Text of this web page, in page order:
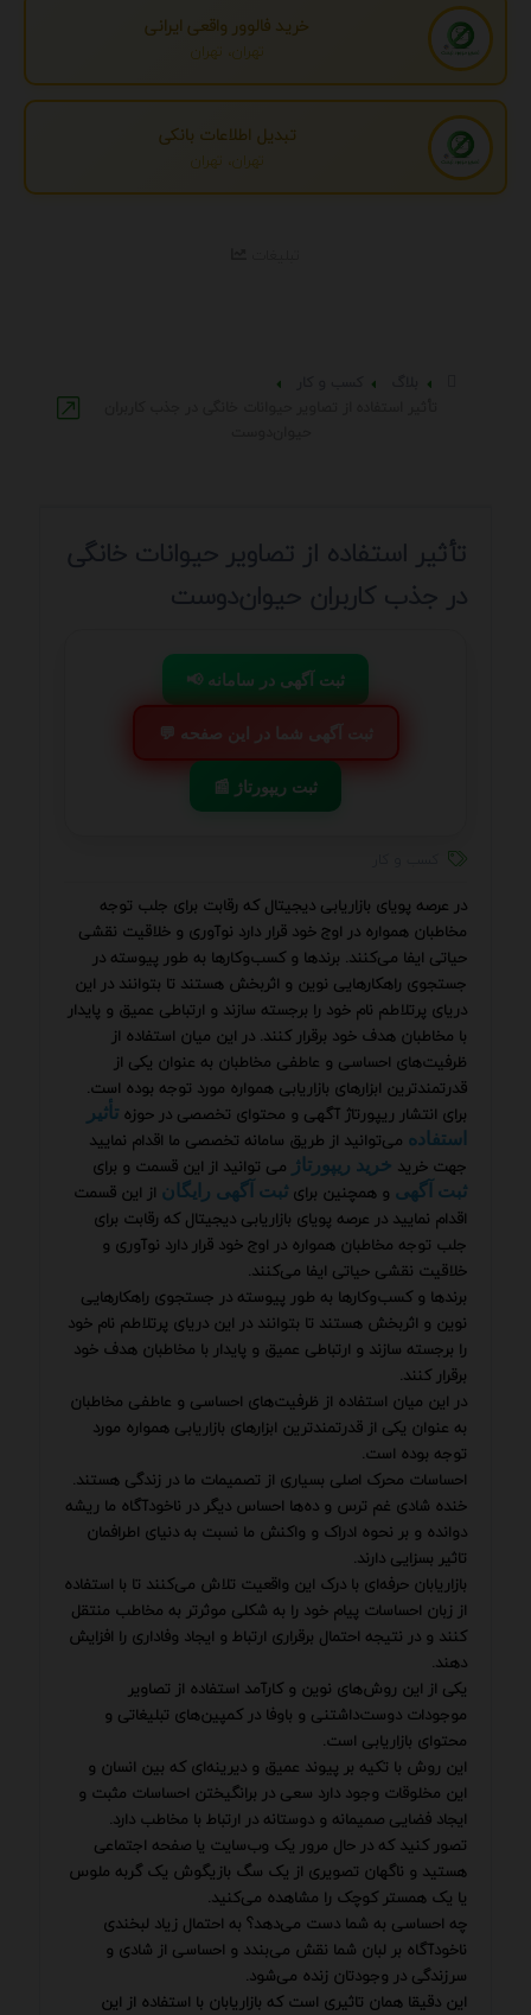
خرید فالوور واقعی ایرانی
تهران، تهران
تبدیل اطلاعات بانکی
تهران، تهران
تأثیر استفاده از تصاویر حیوانات خانگی
در جذب کاربران حیوان‌دوست
📢 ثبت آگهی در سامانه
💬 ثبت آگهی شما در این صفحه
📰 ثبت ریپورتاژ
در عرصه پویای بازاریابی دیجیتال که رقابت برای جلب توجه
مخاطبان همواره در اوج خود قرار دارد نوآوری و خلاقیت نقشی
حیاتی ایفا می‌کنند. برندها و کسب‌وکارها به طور پیوسته در
جستجوی راهکارهایی نوین و اثربخش هستند تا بتوانند در این
دریای پرتلاطم نام خود را برجسته سازند و ارتباطی عمیق و پایدار
با مخاطبان هدف خود برقرار کنند. در این میان استفاده از
ظرفیت‌های احساسی و عاطفی مخاطبان به عنوان یکی از
قدرتمندترین ابزارهای بازاریابی همواره مورد توجه بوده است.
برای انتشار ریپورتاژ آگهی و محتوای تخصصی در حوزه تأثیر
استفاده می‌توانید از طریق سامانه تخصصی ما اقدام نمایید
جهت خرید خرید ریپورتاژ می توانید از این قسمت و برای
ثبت آگهی و همچنین برای ثبت آگهی رایگان از این قسمت
اقدام نمایید در عرصه پویای بازاریابی دیجیتال که رقابت برای
جلب توجه مخاطبان همواره در اوج خود قرار دارد نوآوری و
خلاقیت نقشی حیاتی ایفا می‌کنند.
برندها و کسب‌وکارها به طور پیوسته در جستجوی راهکارهایی
نوین و اثربخش هستند تا بتوانند در این دریای پرتلاطم نام خود
را برجسته سازند و ارتباطی عمیق و پایدار با مخاطبان هدف خود
برقرار کنند.
در این میان استفاده از ظرفیت‌های احساسی و عاطفی مخاطبان
به عنوان یکی از قدرتمندترین ابزارهای بازاریابی همواره مورد
توجه بوده است.
احساسات محرک اصلی بسیاری از تصمیمات ما در زندگی هستند.
خنده شادی غم ترس و ده‌ها احساس دیگر در ناخودآگاه ما ریشه
دوانده و بر نحوه ادراک و واکنش ما نسبت به دنیای اطرافمان
تاثیر بسزایی دارند.
بازاریابان حرفه‌ای با درک این واقعیت تلاش می‌کنند تا با استفاده
از زبان احساسات پیام خود را به شکلی موثرتر به مخاطب منتقل
کنند و در نتیجه احتمال برقراری ارتباط و ایجاد وفاداری را افزایش
دهند.
یکی از این روش‌های نوین و کارآمد استفاده از تصاویر
موجودات دوست‌داشتنی و باوفا در کمپین‌های تبلیغاتی و
محتوای بازاریابی است.
این روش با تکیه بر پیوند عمیق و دیرینه‌ای که بین انسان و
این مخلوقات وجود دارد سعی در برانگیختن احساسات مثبت و
ایجاد فضایی صمیمانه و دوستانه در ارتباط با مخاطب دارد.
تصور کنید که در حال مرور یک وب‌سایت یا صفحه اجتماعی
هستید و ناگهان تصویری از یک سگ بازیگوش یک گربه ملوس
یا یک همستر کوچک را مشاهده می‌کنید.
چه احساسی به شما دست می‌دهد؟ به احتمال زیاد لبخندی
ناخودآگاه بر لبان شما نقش می‌بندد و احساسی از شادی و
سرزندگی در وجودتان زنده می‌شود.
این دقیقا همان تاثیری است که بازاریابان با استفاده از این